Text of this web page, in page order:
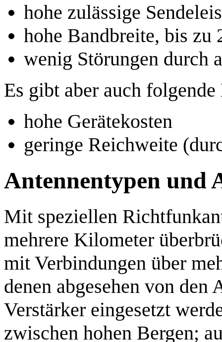
hohe zulässige
hohe Bandbreite, bis zu
wenig Störungen durch
Es gibt aber auch
hohe Gerätekosten
geringe Reichweite
Antennentypen und
Mit speziellen
mehrere Kilometer
mit Verbindungen über
denen abgesehen von den
Verstärker eingesetzt
zwischen hohen Bergen;